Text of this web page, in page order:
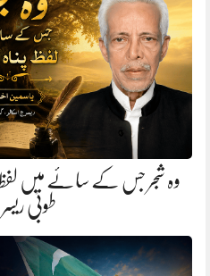
وہ شجر جس کے سائے میں لفظ
طوبیٰ